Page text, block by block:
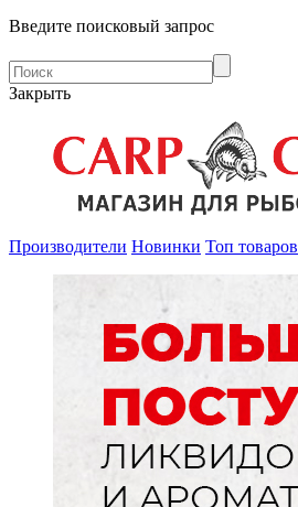
Введите поисковый запрос
Закрыть
Производители Новинки Топ товаров